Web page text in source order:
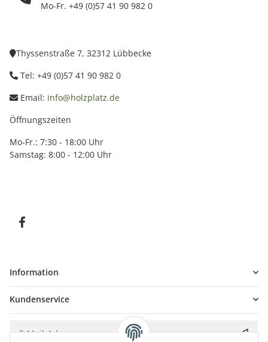
Mo-Fr. +49 (0)57 41 90 982 0
Thyssenstraße 7, 32312 Lübbecke
Tel: +49 (0)57 41 90 982 0
Email: info@holzplatz.de
Öffnungszeiten
Mo-Fr.: 7:30 - 18:00 Uhr
Samstag: 8:00 - 12:00 Uhr
Information
Kundenservice